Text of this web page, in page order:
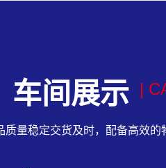
车间展示 |
质量稳定交货及时，配备高效的